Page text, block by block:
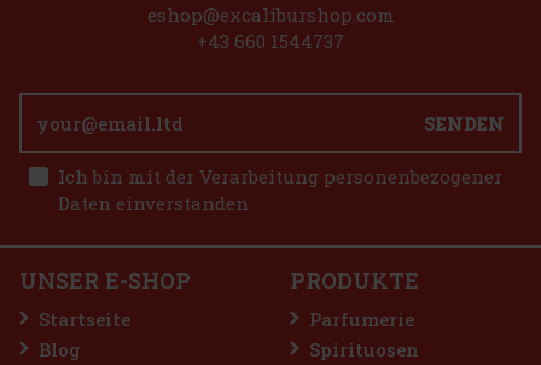
SENDEN
Ich bin mit der Verarbeitung personenbezogener
Daten einverstanden
eshop@excaliburshop.com
+43 660 1544737
UNSER E-SHOP
Startseite
Blog
PRODUKTE
Parfumerie
Spirituosen